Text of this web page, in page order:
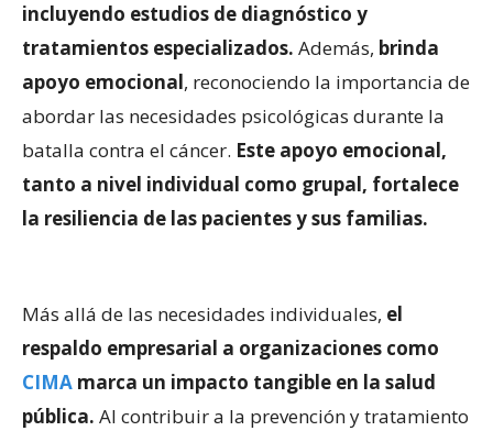
incluyendo estudios de diagnóstico y
tratamientos especializados. Además, brinda
apoyo emocional, reconociendo la importancia de
abordar las necesidades psicológicas durante la
batalla contra el cáncer. Este apoyo emocional,
tanto a nivel individual como grupal, fortalece
la resiliencia de las pacientes y sus familias.
Más allá de las necesidades individuales, el
respaldo empresarial a organizaciones como
CIMA marca un impacto tangible en la salud
pública. Al contribuir a la prevención y tratamiento